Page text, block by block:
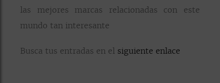
las mejores marcas relacionadas con este
mundo tan interesante
Busca tus entradas en el siguiente enlace